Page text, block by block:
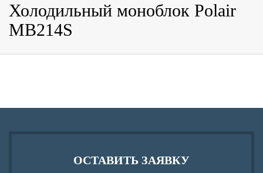
Холодильный моноблок Polair
MB214S
ОСТАВИТЬ ЗАЯВКУ